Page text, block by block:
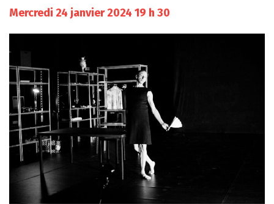
Mercredi 24 janvier 2024 19 h 30